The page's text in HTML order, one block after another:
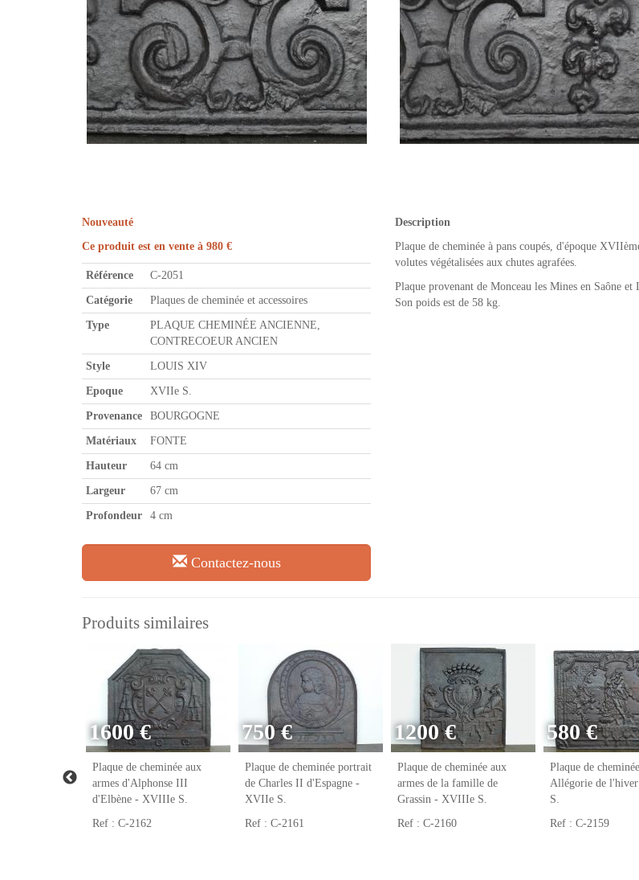
Nouveauté
Ce produit est en vente à 980 €
Référence C-2051
Catégorie Plaques de cheminée et accessoires
Type
PLAQUE CHEMINÉE ANCIENNE,
CONTRECOEUR ANCIEN
Style LOUIS XIV
Epoque XVIIe S.
Provenance BOURGOGNE
Matériaux FONTE
Hauteur 64 cm
Largeur 67 cm
Profondeur 4 cm
Contactez-nous
Description
Plaque de cheminée à pans coupés, d'époque
volutes végétalisées aux chutes agrafées.
Plaque provenant de Monceau les Mines en Saône et
Son poids est de 58 kg.
Produits similaires
1600 €
Plaque de cheminée aux
armes d'Alphonse III
d'Elbène - XVIIIe S.
Ref : C-2162
750 €
Plaque de cheminée portrait
de Charles II d'Espagne -
XVIIe S.
Ref : C-2161
1200 €
Plaque de cheminée aux
armes de la famille de
Grassin - XVIIIe S.
Ref : C-2160
580 €
Plaque de cheminée
Allégorie de
S.
Ref : C-2159